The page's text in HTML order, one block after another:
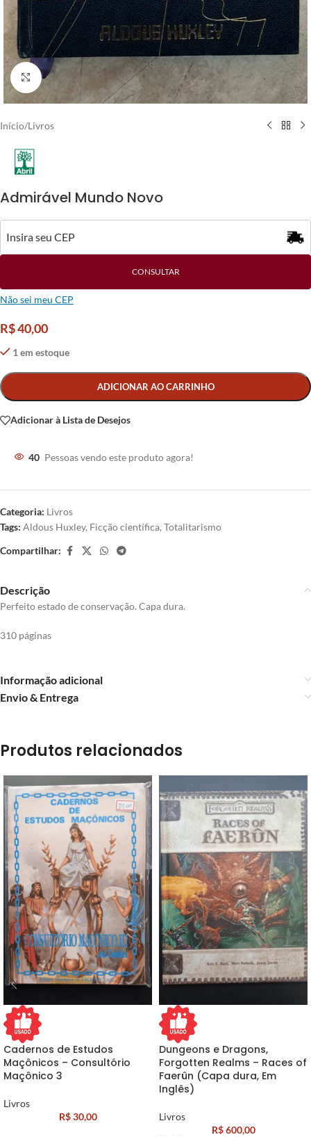
Clique para ampliar
Início/Livros
Admirável Mundo Novo
CONSULTAR
Não sei meu CEP
R$40,00
1 em estoque
ADICIONAR AO CARRINHO
Alternative:
Adicionar à Lista de Desejos
40 Pessoas vendo este produto agora!
Categoria: Livros
Tags: Aldous Huxley, Ficção científica, Totalitarismo
Compartilhar:
Descrição
Perfeito estado de conservação. Capa dura.
310 páginas
Informação adicional
Envio & Entrega
Produtos relacionados
Cadernos de Estudos
Maçônicos – Consultório
Maçônico 3
Livros
R$30,00
Dungeons e Dragons,
Forgotten Realms – Races of
Faerûn (Capa dura, Em
Inglês)
Livros
R$600,00